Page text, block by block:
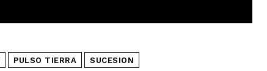
PULSO TIERRA SUCESION